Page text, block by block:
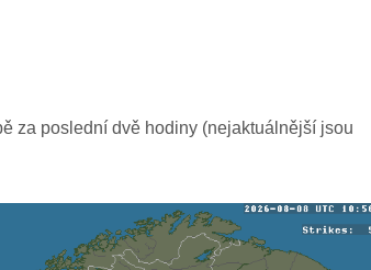
10:30
10:00
09:50
za poslední dvě hodiny (nejaktuálnější jsou